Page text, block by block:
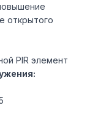
открытого
PIR элемент